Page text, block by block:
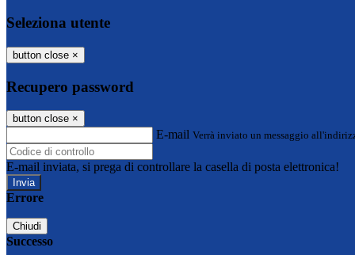
Seleziona utente
button close ×
Recupero password
button close ×
E-mail Verrà inviato un messaggio
E-mail inviata, si prega di controllare la casella di posta elettronica!
Errore
Chiudi
Successo